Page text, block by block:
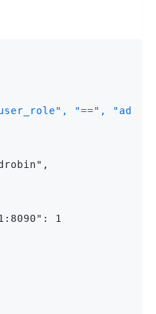
"==",
1